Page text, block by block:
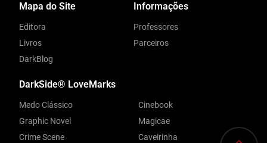
Mapa do Site
Editora
Livros
DarkBlog
Informações
Professores
Parceiros
DarkSide® LoveMarks
Medo Clássico
Graphic Novel
Crime Scene
Cinebook
Magicae
Caveirinha